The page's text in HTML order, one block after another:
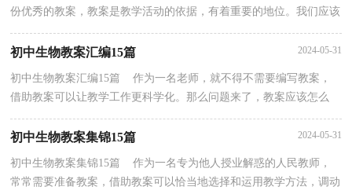
份优秀的教案，教案是教学活动的依据，有着重要的地位。我们应该
怎么写教案呢？下面是小编精心整理的高中生物教案，欢...
初中生物教案汇编15篇 2024-05-31
初中生物教案汇编15篇 作为一名老师，就不得不需要编写教案，
借助教案可以让教学工作更科学化。那么问题来了，教案应该怎么
初中生物教案集锦15篇 2024-05-31
初中生物教案集锦15篇 作为一名专为他人授业解惑的人民教师，
常常需要准备教案，借助教案可以恰当地选择和运用教学方法，调动